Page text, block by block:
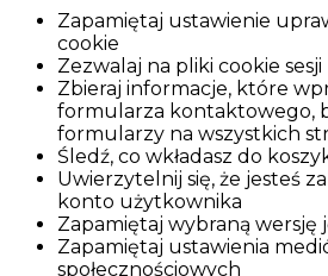
Zapamiętaj ustawienie
cookie
Zezwalaj na pliki cookie sesji
Zbieraj informacje, które
formularza kontaktowego,
formularzy na wszystkich
Śledź, co wkładasz do
Uwierzytelnij się, że jesteś
konto użytkownika
Zapamiętaj wybraną wersję
Zapamiętaj ustawienia
społecznościowych